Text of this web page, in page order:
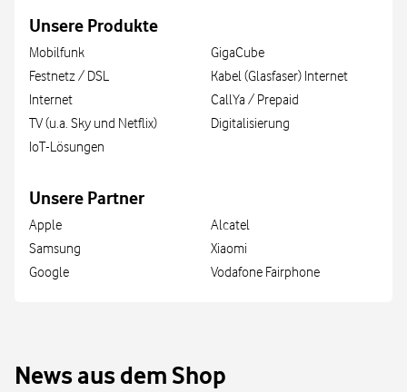
Unsere Produkte
Mobilfunk
Festnetz / DSL
Internet
TV (u.a. Sky und Netflix)
IoT-Lösungen
GigaCube
Kabel (Glasfaser) Internet
CallYa / Prepaid
Digitalisierung
Unsere Partner
Apple
Samsung
Google
Alcatel
Xiaomi
Vodafone Fairphone
News aus dem Shop